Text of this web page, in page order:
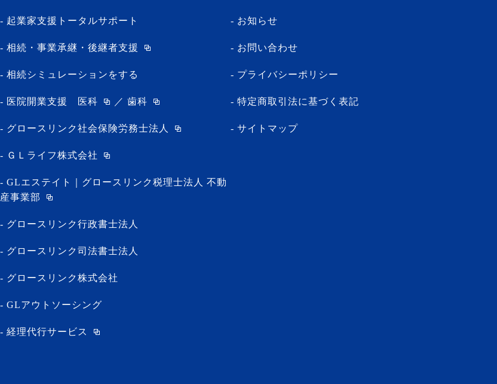
起業家支援トータルサポート
相続・事業承継・後継者支援
相続シミュレーションをする
医院開業支援 医科 ／ 歯科
グロースリンク社会保険労務士法人
ＧＬライフ株式会社
GLエステイト｜グロースリンク税理士法人 不動
産事業部
グロースリンク行政書士法人
グロースリンク司法書士法人
グロースリンク株式会社
GLアウトソーシング
経理代行サービス
お知らせ
お問い合わせ
プライバシーポリシー
特定商取引法に基づく表記
サイトマップ